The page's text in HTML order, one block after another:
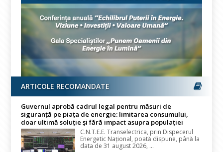
ARTICOLE RECOMANDATE
Guvernul aprobă cadrul legal pentru măsuri de
siguranță pe piața de energie: limitarea consumului,
doar ultimă soluție și fără impact asupra populației
C.N.T.E.E. Transelectrica, prin Dispecerul
Energetic Național, poată dispune, până la
data de 31 august 2026, ...